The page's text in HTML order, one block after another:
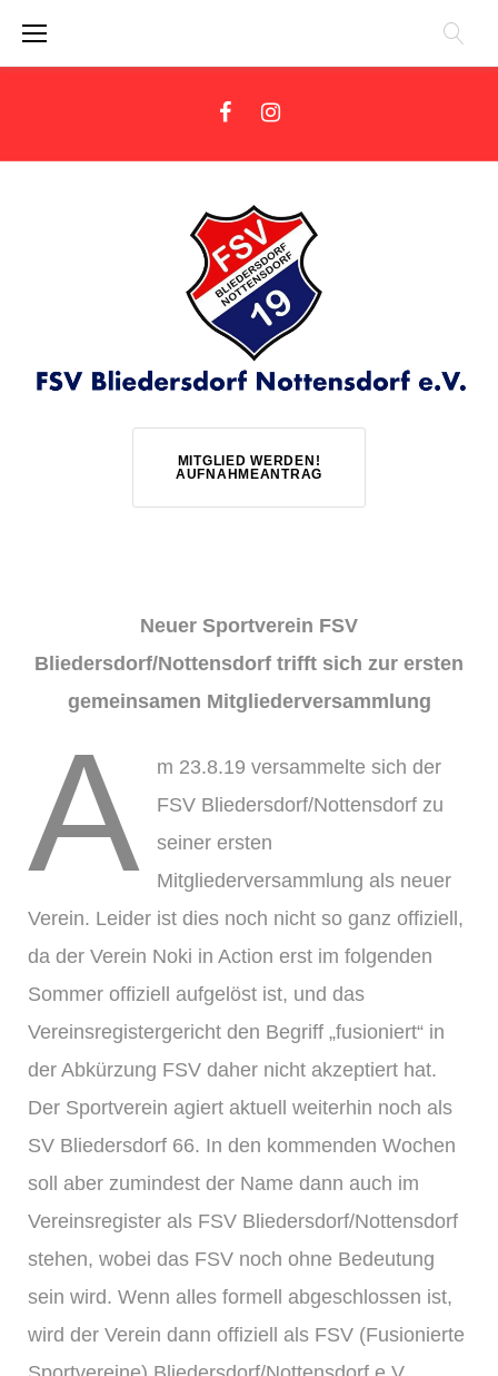
MITGLIED WERDEN!
AUFNAHMEANTRAG
ProtokolleNeuer Sportverein FSV
Bliedersdorf/Nottensdorf trifft sich zur ersten
gemeinsamen Mitgliederversammlung
A
m 23.8.19 versammelte sich der
FSV Bliedersdorf/Nottensdorf zu
seiner ersten
Mitgliederversammlung als neuer
Verein. Leider ist dies noch nicht so ganz offiziell,
da der Verein Noki in Action erst im folgenden
Sommer offiziell aufgelöst ist, und das
Vereinsregistergericht den Begriff „fusioniert“ in
der Abkürzung FSV daher nicht akzeptiert hat.
Der Sportverein agiert aktuell weiterhin noch als
SV Bliedersdorf 66. In den kommenden Wochen
soll aber zumindest der Name dann auch im
Vereinsregister als FSV Bliedersdorf/Nottensdorf
stehen, wobei das FSV noch ohne Bedeutung
sein wird. Wenn alles formell abgeschlossen ist,
wird der Verein dann offiziell als FSV (Fusionierte